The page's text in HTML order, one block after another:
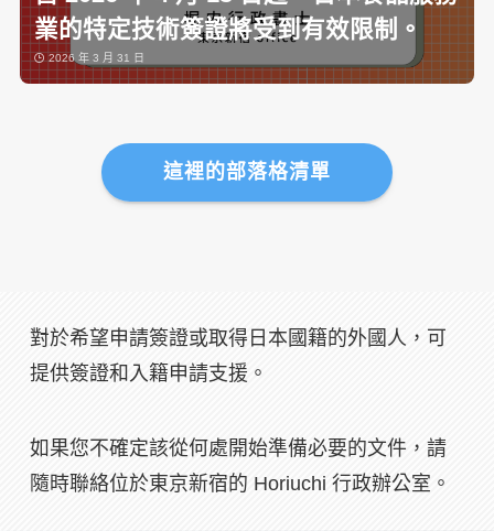
業的特定技術簽證將受到有效限制。
2026 年 3 月 31 日
這裡的部落格清單
對於希望申請簽證或取得日本國籍的外國人，可
提供簽證和入籍申請支援。
如果您不確定該從何處開始準備必要的文件，請
隨時聯絡位於東京新宿的 Horiuchi 行政辦公室。